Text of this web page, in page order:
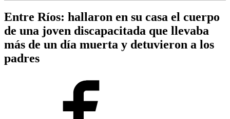
Entre Ríos: hallaron en su casa el cuerpo
de una joven discapacitada que llevaba
más de un día muerta y detuvieron a los
padres